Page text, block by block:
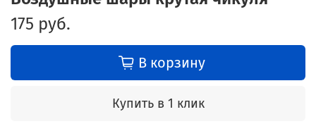
175 руб.
В корзину
Купить в 1 клик